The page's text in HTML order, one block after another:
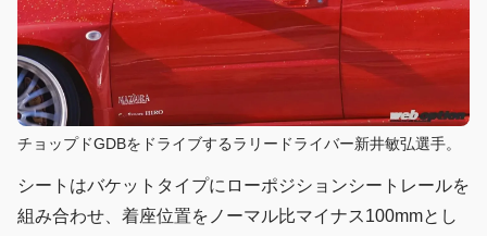
チョップドGDBをドライブするラリードライバー新井敏弘選手。
シートはバケットタイプにローポジションシートレールを
組み合わせ、着座位置をノーマル比マイナス100mmとし